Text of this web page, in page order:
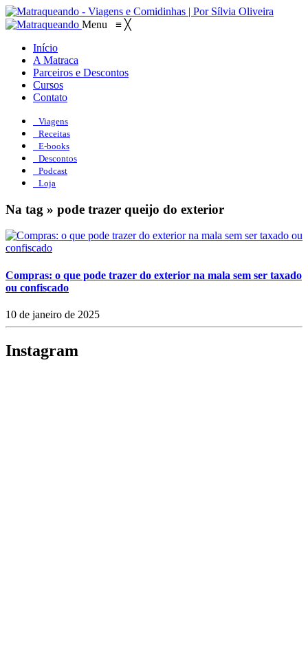
Menu ≡ ╳
Início
A Matraca
Parceiros e Descontos
Cursos
Contato
Viagens
Receitas
E-books
Descontos
Podcast
Loja
Na tag » pode trazer queijo do exterior
Compras: o que pode trazer do exterior na mala sem ser taxado
ou confiscado
10 de janeiro de 2025
Instagram